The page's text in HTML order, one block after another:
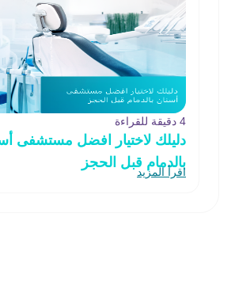
4 دقيقة للقراءة
دليلك لاختيار افضل مستشفى
بالدمام قبل الحجز
اقرأ المزيد